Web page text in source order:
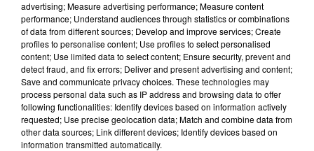
JAMAIS SANS MON FRÈRE
Julien Fourel n'a plus donné signé de vie depuis 5
mois. Sa sœur poursuit ses recherches pour le
retrouver.
advertising; Measure advertising performance; Measure content
performance; Understand audiences through statistics or combinations
of data from different sources; Develop and improve services; Create
profiles to personalise content; Use profiles to select personalised
content; Use limited data to select content; Ensure security, prevent and
detect fraud, and fix errors; Deliver and present advertising and content;
Save and communicate privacy choices. These technologies may
process personal data such as IP address and browsing data to offer
following functionalities: Identify devices based on information actively
requested; Use precise geolocation data; Match and combine data from
other data sources; Link different devices; Identify devices based on
information transmitted automatically.